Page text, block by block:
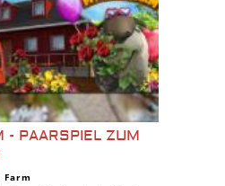
- PAARSPIEL ZUM
Farm